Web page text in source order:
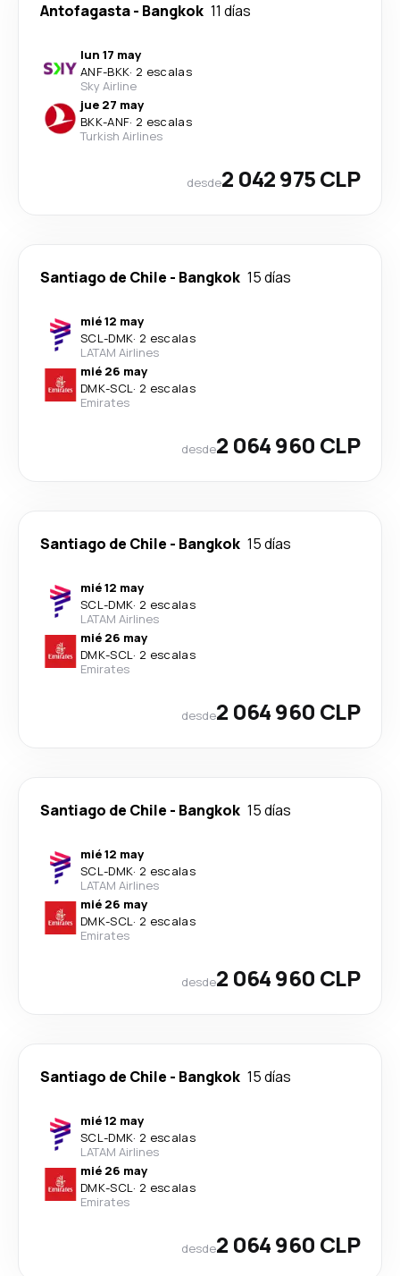
Antofagasta- Bangkok 11 días
lun 17 may
ANF-BKK· 2 escalas
Sky Airline
jue 27 may
BKK-ANF· 2 escalas
Turkish Airlines
desde2 042 975 CLP
Santiago de Chile - Bangkok 15 días
mié 12 may
SCL-DMK· 2 escalas
LATAM Airlines
mié 26 may
DMK-SCL· 2 escalas
Emirates
desde2 064 960 CLP
Santiago de Chile - Bangkok 15 días
mié 12 may
SCL-DMK· 2 escalas
LATAM Airlines
mié 26 may
DMK-SCL· 2 escalas
Emirates
desde2 064 960 CLP
Santiago de Chile - Bangkok 15 días
mié 12 may
SCL-DMK· 2 escalas
LATAM Airlines
mié 26 may
DMK-SCL· 2 escalas
Emirates
desde2 064 960 CLP
Santiago de Chile - Bangkok 15 días
mié 12 may
SCL-DMK· 2 escalas
LATAM Airlines
mié 26 may
DMK-SCL· 2 escalas
Emirates
desde2 064 960 CLP